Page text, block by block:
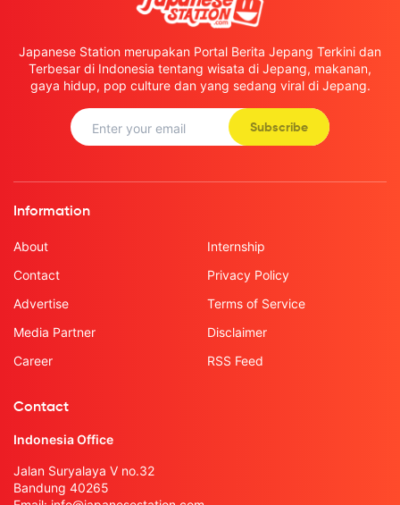
Japanese Station merupakan Portal Berita Jepang Terkini dan
Terbesar di Indonesia tentang wisata di Jepang, makanan,
gaya hidup, pop culture dan yang sedang viral di Jepang.
Subscribe
Information
About
Contact
Advertise
Media Partner
Career
Internship
Privacy Policy
Terms of Service
Disclaimer
RSS Feed
Contact
Indonesia Office
Jalan Suryalaya V no.32
Bandung 40265